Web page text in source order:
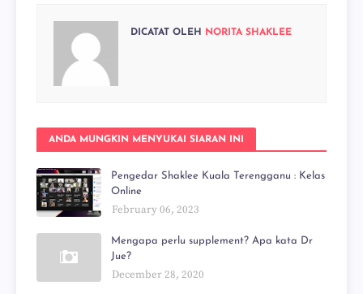
DICATAT OLEH NORITA SHAKLEE
ANDA MUNGKIN MENYUKAI SIARAN INI
Pengedar Shaklee Kuala Terengganu : Kelas
Online
February 06, 2023
Mengapa perlu supplement? Apa kata Dr
Jue?
December 28, 2020